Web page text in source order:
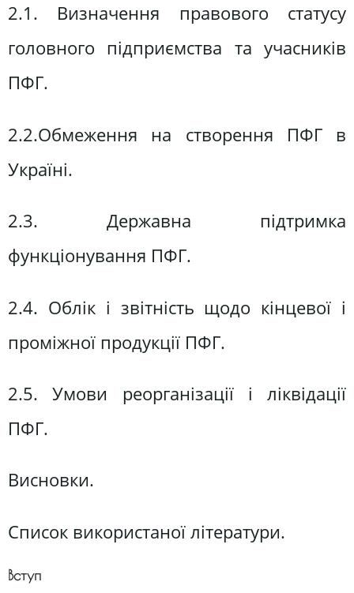
2.1. Визначення правового статусу
головного підприємства та учасників
ПФГ.
2.2.Обмеження на створення ПФГ в
Україні.
2.3. Державна підтримка
функціонування ПФГ.
2.4. Облік і звітність щодо кінцевої і
проміжної продукції ПФГ.
2.5. Умови реорганізації і ліквідації
ПФГ.
Висновки.
Список використаної літератури.
Вступ